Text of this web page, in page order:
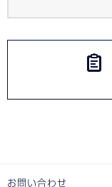
お問い合わせ